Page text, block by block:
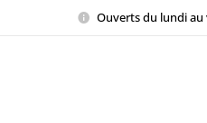
Ouverts du lundi au